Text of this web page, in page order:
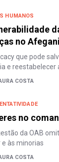
HUMANOS
no
que pode
e reestabelecer
COSTA
no
da OAB
às minorias
COSTA